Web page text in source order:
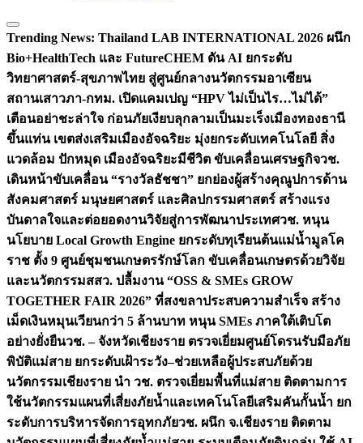
Trending News: Thailand LAB INTERNATIONAL 2026 ผนึก
Bio+HealthTech และ FutureCHEM ดัน AI ยกระดับ
วิทยาศาสตร์-สุขภาพไทย สู่ศูนย์กลางนวัตกรรมอาเซียน
สถานเสาวภา-กทม. เปิดแคมเปญ “HPV ไม่เป็นไร…ไม่ได้”
เตือนอย่าชะล่าใจ ก่อนภัยเงียบลุกลามเป็นมะเร็งเมืองทองธานี
ขึ้นแท่น เขตส่งเสริมเมืองอัจฉริยะ มุ่งยกระดับเทคโนโลยี สิ่ง
แวดล้อม ปักหมุด เมืองอัจฉริยะมีชีวิต ขับเคลื่อนเศรษฐกิจวช.
เดินหน้าขับเคลื่อน “รางวัลธัชชา” ยกย่องผู้สร้างคุณูปการด้าน
สังคมศาสตร์ มนุษยศาสตร์ และศิลปกรรมศาสตร์ สร้างแรง
บันดาลใจและต่อยอดงานวิจัยสู่การพัฒนาประเทศวช. หนุน
นโยบาย Local Growth Engine ยกระดับทุเรียนต้นแม่น้ำมูลโค
ราช ตั้ง 9 ศูนย์ชุมชนเกษตรรักษ์โลก ขับเคลื่อนเกษตรด้วยวิจัย
และนวัตกรรมสสว. ปลื้มงาน “OSS & SMEs GROW
TOGETHER FAIR 2026” ที่สงขลาประสบความสำเร็จ สร้าง
เม็ดเงินหมุนเวียนกว่า 5 ล้านบาท หนุน SMEs ภาคใต้เติบโต
อย่างยั่งยืนวช. – จังหวัดเชียงราย ตรวจเยี่ยมศูนย์โดรนรับมือภัย
พิบัติแม่สาย ยกระดับเฝ้าระวัง–ช่วยเหลือผู้ประสบภัยด้วย
นวัตกรรมเชียงราย นำ วช. ตรวจเยี่ยมพื้นที่แม่สาย ติดตามการ
ใช้นวัตกรรมแผนที่เสี่ยงภัยน้ำและเทคโนโลยีเสริมคันกั้นน้ำ ยก
ระดับการบริหารจัดการอุทกภัยวช. ผนึก จ.เชียงราย ติดตาม